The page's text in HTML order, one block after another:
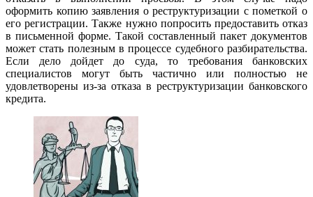
оформить копию заявления о реструктуризации с пометкой о
его регистрации. Также нужно попросить предоставить отказ
в письменной форме. Такой составленный пакет документов
может стать полезным в процессе судебного разбирательства.
Если дело дойдет до суда, то требования банковских
специалистов могут быть частично или полностью не
удовлетворены из-за отказа в реструктуризации банковского
кредита.